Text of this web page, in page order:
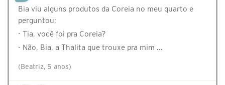
Bia viu alguns produtos da Coreia no meu quarto e
perguntou:
- Tia, você foi pra Coreia?
- Não, Bia, a Thalita que trouxe pra mim …
(Beatriz, 5 anos)